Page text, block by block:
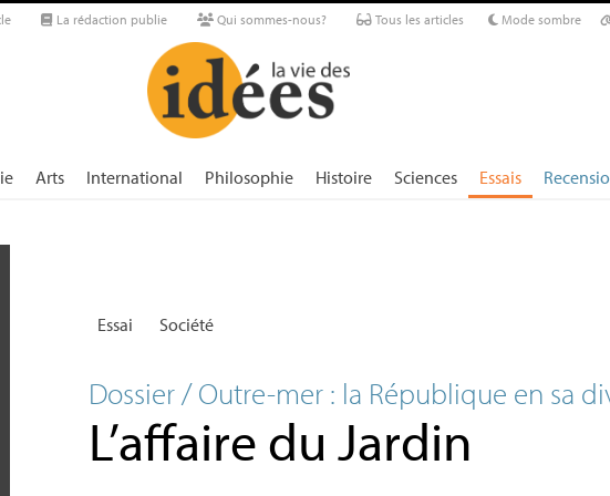
La rédaction publie Qui sommes-nous? Tous les articles Mode sombre
Arts International Philosophie Histoire Sciences Essais
Essai Société
Dossier / Outre-mer : la République en sa
L’affaire du Jardin